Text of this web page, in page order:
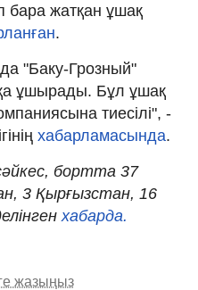
бара жатқан ұшақ
.
"Баку-Грозный"
ұшырады. Бұл ұшақ
тиесілі", -
хабарламасында.
бортта 37
3 Қырғызстан, 16
хабарда.
жазыңыз